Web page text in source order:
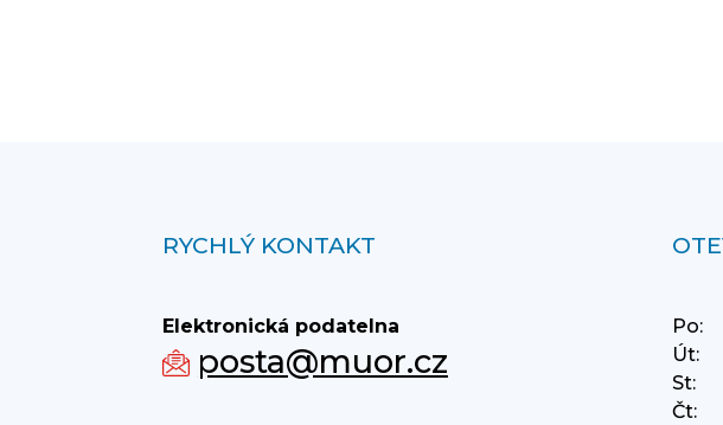
RYCHLÝ KONTAKT
Elektronická podatelna
posta@muor.cz
Po:
Út:
St:
Čt: